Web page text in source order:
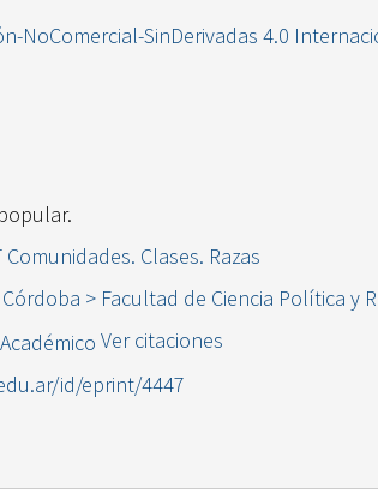
NoComercial-SinDerivadas 4.0
Comunidades. Clases. Razas
> Facultad de Ciencia Política y
Ver citaciones
id/eprint/4447